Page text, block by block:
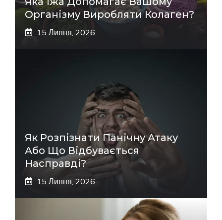
Організму Виробляти Колаген?
15 Липня, 2026
Як Розпізнати Панічну Атаку
Або Що Відбувається
Насправді?
15 Липня, 2026